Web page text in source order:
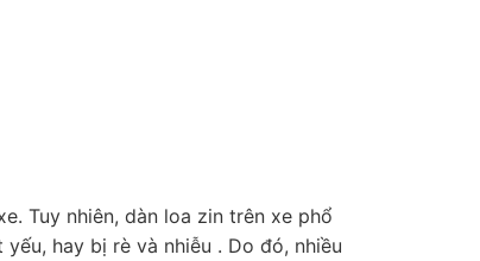
Tuy nhiên, dàn loa zin trên xe phổ
hay bị rè và nhiễu . Do đó, nhiều